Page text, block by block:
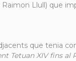
Llull) que
que tenia
Tetuan XIV fins al